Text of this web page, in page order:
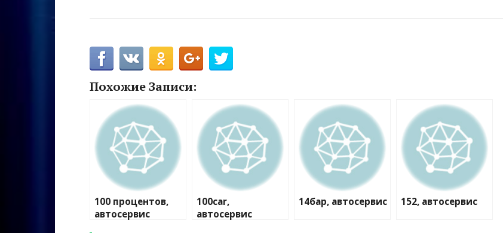
Похожие Записи:
100 процентов,
автосервис
100car,
автосервис
14бар, автосервис 152, автосервис